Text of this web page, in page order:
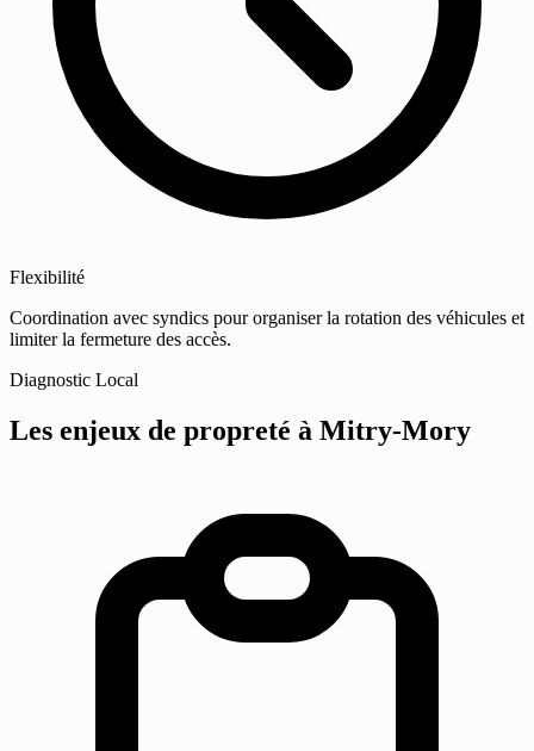
Flexibilité
Coordination avec syndics pour organiser la rotation des véhicules et
limiter la fermeture des accès.
Diagnostic Local
Les enjeux de propreté à Mitry-Mory